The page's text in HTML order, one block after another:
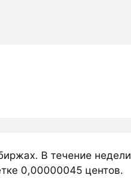
В течение недели
0,00000045 центов.